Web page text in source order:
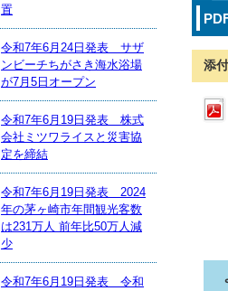
添
置
令和7年6月24日発表 サザ
ンビーチちがさき海水浴場
が7月5日オープン
令和7年6月19日発表 株式
会社ミツワライスと災害協
定を締結
令和7年6月19日発表 2024
年の茅ヶ崎市年間観光客数
は231万人 前年比50万人減
少
令和7年6月19日発表 令和